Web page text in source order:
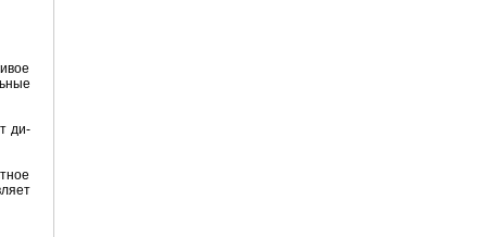
ди-